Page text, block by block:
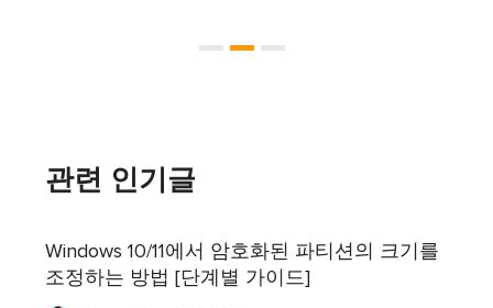
관련 인기글
Windows 10/11에서 암호화된 파티션의 크기를
조정하는 방법 [단계별 가이드]